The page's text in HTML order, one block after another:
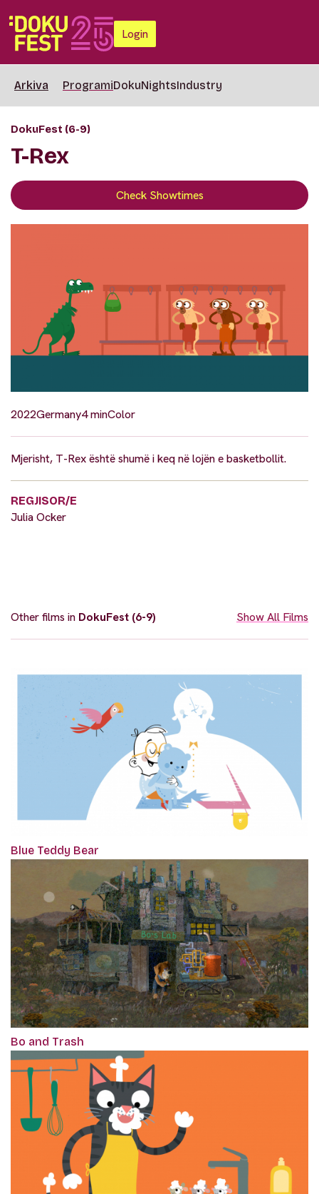
Login
Arkiva ProgramiDokuNightsIndustry
DokuFest (6-9)
T-Rex
Check Showtimes
2022Germany4 minColor
Mjerisht, T-Rex është shumë i keq në lojën e basketbollit.
REGJISOR/E
Julia Ocker
Other films in DokuFest (6-9) Show All Films
Blue Teddy Bear
Bo and Trash